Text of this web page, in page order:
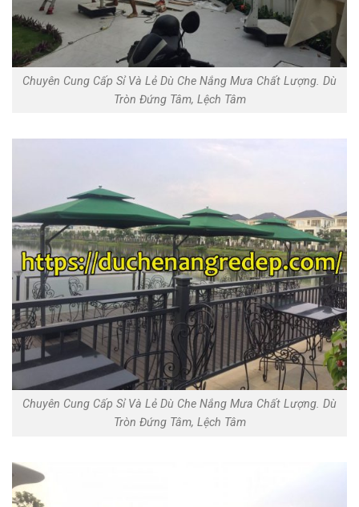
Chuyên Cung Cấp Sỉ Và Lẻ Dù Che Nắng Mưa Chất Lượng. Dù
Tròn Đứng Tâm, Lệch Tâm
Chuyên Cung Cấp Sỉ Và Lẻ Dù Che Nắng Mưa Chất Lượng. Dù
Tròn Đứng Tâm, Lệch Tâm